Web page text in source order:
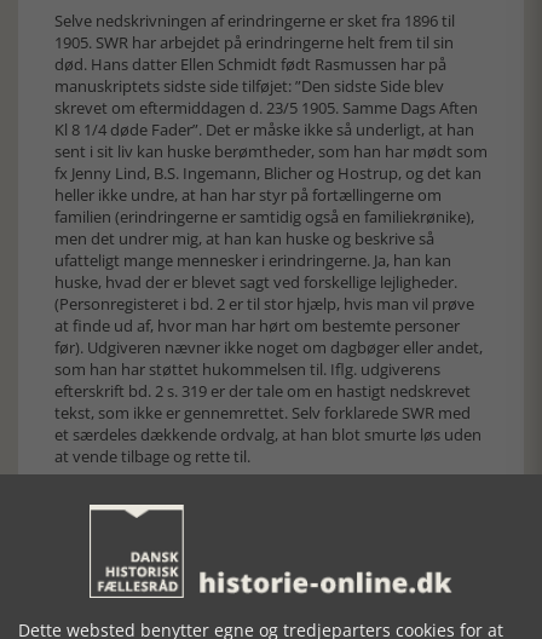
Selve nedskrivningen af erindringerne er sket fra 1896 til
1905. SWR har arbejdet på erindringerne helt frem til sin
død. Hans datter Ellen Schmidt født Rasmussen har på
manuskriptets sidste side tilføjet: ”Den sidste Side blev
skrevet om eftermiddagen d. 23/5 1905. Samme Dags Aften
Kl 8 1/4 døde Fader”. Det er måske ikke så underligt, at han
sent i sit liv kan huske berømtheder, som han har mødt som
fx Jenny Lind, B.S. Ingemann, Blicher og Hostrup, og det kan
heller ikke undre, at han har styr på fortællingerne om
familien (erindringerne er samtidig også en familiekrønike),
men det undrer mig, at han kan huske og beskrive så
ufatteligt mange mennesker i erindringerne. Ja, han kan
huske, hvad der er blevet sagt ved forskellige lejligheder.
(Personregisteret i bd. 2 er til stor hjælp, hvis man vil prøve
at finde ud af, hvor man har hørt om bestemte personer
før). Udgiveren nævner ikke noget om dagbøger eller andet,
som han har støttet hukommelsen til. Iflg. udgiverens
efterskrift bd. 2 s. 319 er der tale om en hastigt nedskrevet
tekst, som ikke er gennemrettet. Selv forklarede SWR med
et særdeles dækkende ordvalg, at han blot smurte løs uden
at vende tilbage og rette til.
udgivelsen. Anders Monrad Møller er kendt som landets
publikationslisten i ”Hilsen fra søens folk – Festskrift til
Anders Monrad Møller. 2002). Han er lagt et kæmpearbejde i
at udskrive og kommentere erindringerne. Selv om
kommenteringen er meget omfattende og professionelt
Dette websted benytter egne og tredjeparters cookies for at